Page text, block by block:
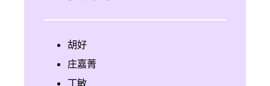
胡好
庄嘉菁
丁敏